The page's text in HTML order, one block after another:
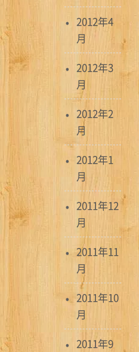
2012年4
月
2012年3
月
2012年2
月
2012年1
月
2011年12
月
2011年11
月
2011年10
月
2011年9